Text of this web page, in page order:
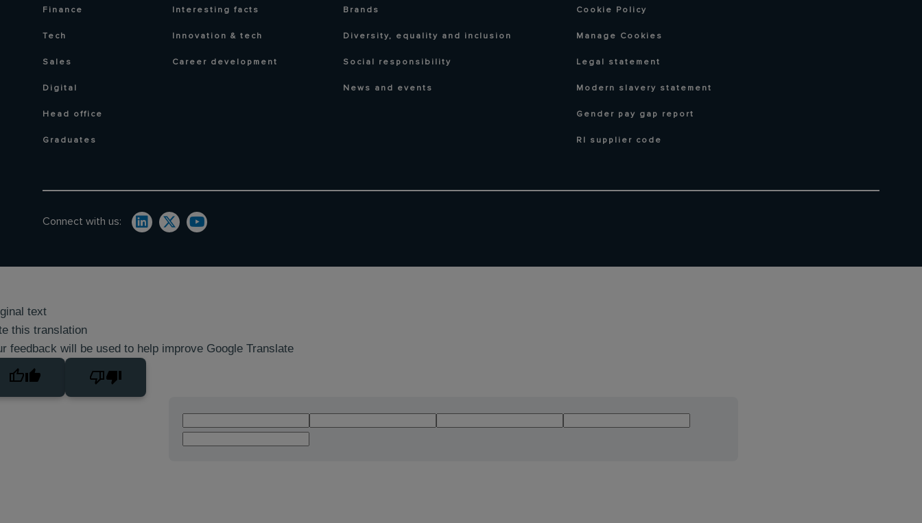
Finance
Tech
Sales
Digital
Head office
Graduates
Interesting facts
Innovation & tech
Career development
Brands
Diversity, equality and inclusion
Social responsibility
News and events
Cookie Policy
Manage Cookies
Legal statement
Modern slavery statement
Gender pay gap report
RI supplier code
Connect with us:
text
this translation
feedback will be used to help improve Google Translate